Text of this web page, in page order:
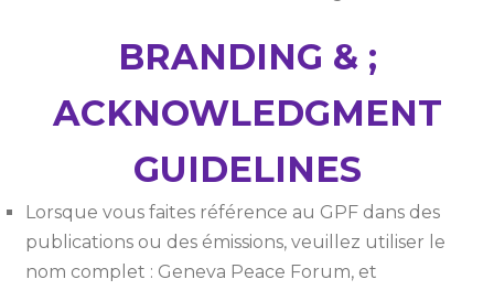
BRANDING & ;
ACKNOWLEDGMENT
GUIDELINES
Lorsque vous faites référence au GPF dans des
publications ou des émissions, veuillez utiliser le
nom complet : Geneva Peace Forum, et